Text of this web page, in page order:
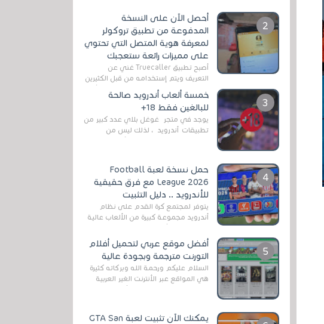
مثل EA Sports ...
أحصل الآن على النسخة
المدفوعة من تطبيق تروكولر
لمعرفة هوية المتصل التي تحتوي
على مميزات رائعة ستعجبك
أصبح تطبيق Truecaller غني عن
التعريف ويتم إستخدامه من قبل الكثيرين
رغم المخاطر المتعلقه به وذلك من أجل
التخلص من المضايقات الكثيرة في
العال...
خمسة ألعاب أندرويد صالحة
للبالغين فقط 18+
يوجد في متجر غوغل بلاي عدد كبير من
تطبيقات أندرويد ، لذلك ليس من
حمل نسخة لعبة Football
League 2026 مع فرق حقيقية
للأندرويد .. دليل التثبيت
يتوفر لمجتمع كرة القدم على نظام
أندرويد مجموعة كبيرة من الألعاب عالية
Sports FC 26 (المعروفة سابقًا باسم ...
أفضل موقع عربي لتحميل أفلام
التورنت مترجمة وبجودة عالية
السلام عليكم ورحمة الله وبركاته كثيرة
هي المواقع عبر الأنترنت الغير العربية
يمكنك الآن تثبيت لعبة GTA San